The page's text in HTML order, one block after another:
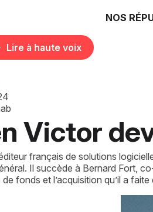
NOS
Lire à haute voix
Victor
français de solutions
Il succède à Bernard Fort,
fonds et l’acquisition qu’il a